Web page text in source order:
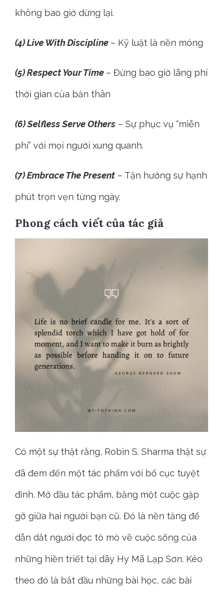
không bao giờ dừng lại.
(4) Live With Discipline – Kỹ luật là nền móng
(5) Respect Your Time – Đừng bao giờ lãng phí
thời gian của bản thân
(6) Selfless Serve Others – Sự phục vụ “miễn
phí” với mọi người xung quanh.
(7) Embrace The Present – Tận hưởng sự hạnh
phút trọn vẹn từng ngày.
Phong cách viết của tác giả
Có một sự thật rằng, Robin S. Sharma thật sự
đã đem đến một tác phẩm với bố cục tuyệt
đỉnh. Mở đầu tác phẩm, bằng một cuộc gặp
gỡ giữa hai người bạn cũ. Đó là nền tảng để
dẫn dắt người đọc tò mò về cuộc sống của
những hiền triết tại dãy Hy Mã Lạp Sơn. Kéo
theo đó là bắt đầu những bài học, các bài